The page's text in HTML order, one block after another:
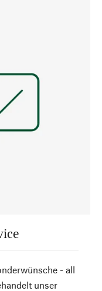
- all
unser